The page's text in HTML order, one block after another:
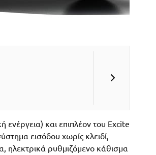
ενέργεια) και επιπλέον του Excite
εισόδου χωρίς κλειδί,
ηλεκτρικά ρυθμιζόμενο κάθισμα